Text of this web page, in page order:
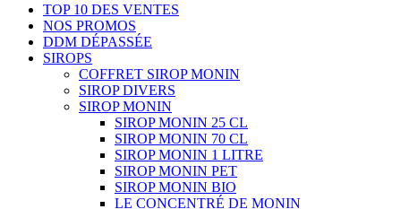
TOP 10 DES VENTES
NOS PROMOS
DDM DÉPASSÉE
SIROPS
COFFRET SIROP MONIN
SIROP DIVERS
SIROP MONIN
SIROP MONIN 25 CL
SIROP MONIN 70 CL
SIROP MONIN 1 LITRE
SIROP MONIN PET
SIROP MONIN BIO
LE CONCENTRÉ DE MONIN